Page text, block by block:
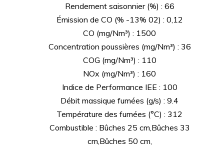
Rendement saisonnier (%) : 66
Émission de CO (% -13% 02) : 0,12
CO (mg/Nm³) : 1500
Concentration poussières (mg/Nm³) : 36
COG (mg/Nm³) : 110
NOx (mg/Nm³) : 160
Indice de Performance IEE : 100
Débit massique fumées (g/s) : 9.4
Température des fumées (°C) : 312
Combustible : Bûches 25 cm,Bûches 33
cm,Bûches 50 cm,